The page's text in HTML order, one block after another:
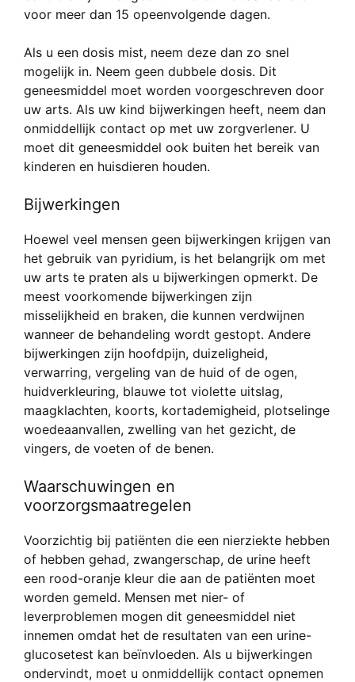
voor meer dan 15 opeenvolgende dagen.
Als u een dosis mist, neem deze dan zo snel
mogelijk in. Neem geen dubbele dosis. Dit
geneesmiddel moet worden voorgeschreven door
uw arts. Als uw kind bijwerkingen heeft, neem dan
onmiddellijk contact op met uw zorgverlener. U
moet dit geneesmiddel ook buiten het bereik van
kinderen en huisdieren houden.
Bijwerkingen
Hoewel veel mensen geen bijwerkingen krijgen van
het gebruik van pyridium, is het belangrijk om met
uw arts te praten als u bijwerkingen opmerkt. De
meest voorkomende bijwerkingen zijn
misselijkheid en braken, die kunnen verdwijnen
wanneer de behandeling wordt gestopt. Andere
bijwerkingen zijn hoofdpijn, duizeligheid,
verwarring, vergeling van de huid of de ogen,
huidverkleuring, blauwe tot violette uitslag,
maagklachten, koorts, kortademigheid, plotselinge
woedeaanvallen, zwelling van het gezicht, de
vingers, de voeten of de benen.
Waarschuwingen en
voorzorgsmaatregelen
Voorzichtig bij patiënten die een nierziekte hebben
of hebben gehad, zwangerschap, de urine heeft
een rood-oranje kleur die aan de patiënten moet
worden gemeld. Mensen met nier- of
leverproblemen mogen dit geneesmiddel niet
innemen omdat het de resultaten van een urine-
glucosetest kan beïnvloeden. Als u bijwerkingen
ondervindt, moet u onmiddellijk contact opnemen